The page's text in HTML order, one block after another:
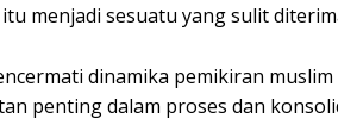
menjadi sesuatu yang sulit
dinamika pemikiran
penting dalam proses dan